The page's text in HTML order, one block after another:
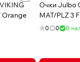
Orange
Очки Julbo
MAT/PLZ 3
0 0 В